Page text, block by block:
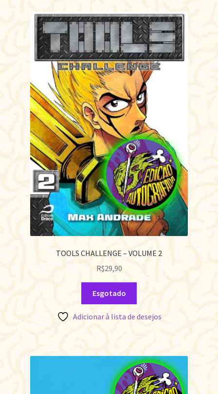
TOOLS CHALLENGE – VOLUME 2
R$29,90
Esgotado
Adicionar à lista de desejos